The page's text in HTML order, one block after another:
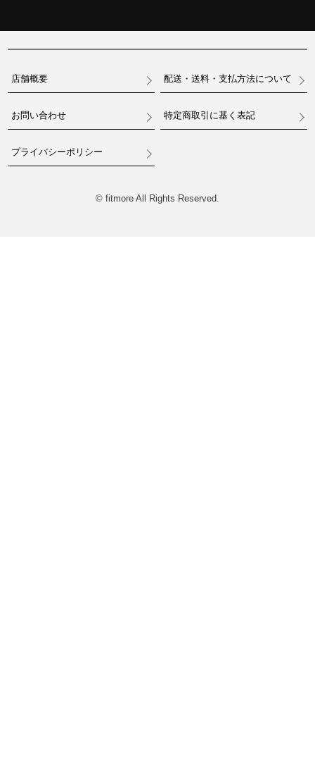
店舗概要 配送・送料・支払方法について
お問い合わせ 特定商取引に基く表記
プライバシーポリシー
© fitmore All Rights Reserved.